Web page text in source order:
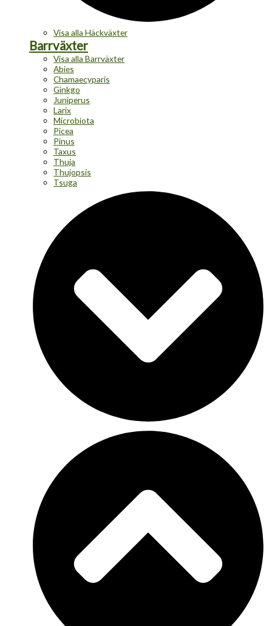
Visa alla Häckväxter
Barrväxter
Visa alla Barrväxter
Abies
Chamaecyparis
Ginkgo
Juniperus
Larix
Microbiota
Picea
Pinus
Taxus
Thuja
Thujopsis
Tsuga